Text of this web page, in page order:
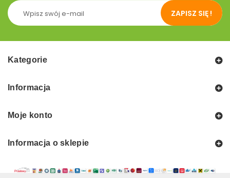
ZAPISZ SIĘ !
Kategorie
Informacja
Moje konto
Informacja o sklepie